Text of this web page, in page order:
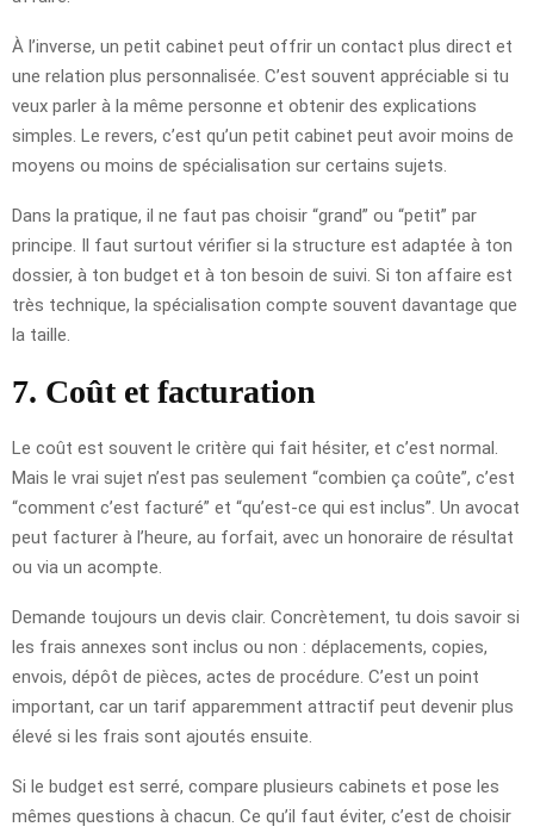
À l’inverse, un petit cabinet peut offrir un contact plus direct et
une relation plus personnalisée. C’est souvent appréciable si tu
veux parler à la même personne et obtenir des explications
simples. Le revers, c’est qu’un petit cabinet peut avoir moins de
moyens ou moins de spécialisation sur certains sujets.
Dans la pratique, il ne faut pas choisir “grand” ou “petit” par
principe. Il faut surtout vérifier si la structure est adaptée à ton
dossier, à ton budget et à ton besoin de suivi. Si ton affaire est
très technique, la spécialisation compte souvent davantage que
la taille.
7. Coût et facturation
Le coût est souvent le critère qui fait hésiter, et c’est normal.
Mais le vrai sujet n’est pas seulement “combien ça coûte”, c’est
“comment c’est facturé” et “qu’est-ce qui est inclus”. Un avocat
peut facturer à l’heure, au forfait, avec un honoraire de résultat
ou via un acompte.
Demande toujours un devis clair. Concrètement, tu dois savoir si
les frais annexes sont inclus ou non : déplacements, copies,
envois, dépôt de pièces, actes de procédure. C’est un point
important, car un tarif apparemment attractif peut devenir plus
élevé si les frais sont ajoutés ensuite.
Si le budget est serré, compare plusieurs cabinets et pose les
mêmes questions à chacun. Ce qu’il faut éviter, c’est de choisir